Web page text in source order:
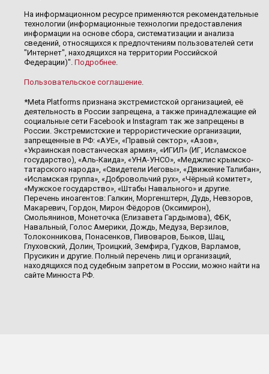
На информационном ресурсе применяются рекомендательные
технологии (информационные технологии предоставления
информации на основе сбора, систематизации и анализа
сведений, относящихся к предпочтениям пользователей сети
"Интернет", находящихся на территории Российской
Федерации)". Подробнее.
Пользовательское соглашение.
*Meta Platforms признана экстремистской организацией, её
деятельность в России запрещена, а также принадлежащие ей
социальные сети Facebook и Instagram так же запрещены в
России. Экстремистские и террористические организации,
запрещенные в РФ: «АУЕ», «Правый сектор», «Азов»,
«Украинская повстанческая армия», «ИГИЛ» (ИГ, Исламское
государство), «Аль-Каида», «УНА-УНСО», «Меджлис крымско-
татарского народа», «Свидетели Иеговы», «Движение Талибан»,
«Исламская группа», «Добровольчий рух», «Чёрный комитет»,
«Мужское государство», «Штабы Навального» и другие.
Перечень иноагентов: Галкин, Моргенштерн, Дудь, Невзоров,
Макаревич, Гордон, Мирон Фёдоров (Оксимирон),
Смольянинов, Монеточка (Елизавета Гардымова), ФБК,
Навальный, Голос Америки, Дождь, Медуза, Верзилов,
Толоконникова, Понасенков, Пивоваров, Быков, Шац,
Глуховский, Долин, Троицкий, Земфира, Гудков, Варламов,
Прусикин и другие. Полный перечень лиц и организаций,
находящихся под судебным запретом в России, можно найти на
сайте Минюста РФ.